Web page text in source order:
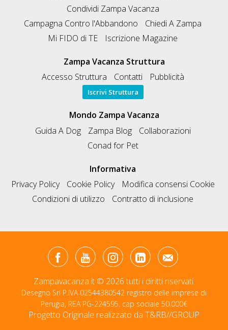
Condividi Zampa Vacanza
Campagna Contro l'Abbandono
Chiedi A Zampa
Mi FIDO di TE
Iscrizione Magazine
Zampa Vacanza Struttura
Accesso Struttura
Contatti Pubblicità
Iscrivi Struttura
Mondo Zampa Vacanza
Guida A Dog
Zampa Blog
Collaborazioni
Conad for Pet
Informativa
Privacy Policy
Cookie Policy
Modifica consensi Cookie
Condizioni di utilizzo
Contratto di inclusione
Zampavacanza.it © 2026 tutti i diritti riservati.
Desegno Srl P.IVA 02544380542 registro delle imprese di
Perugia, REA PG-224595. cap sociale 50.000€
Progetto Originale realizzato da T&RB//GROUP